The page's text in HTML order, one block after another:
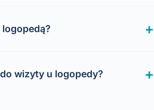
wizyty u logopedy?